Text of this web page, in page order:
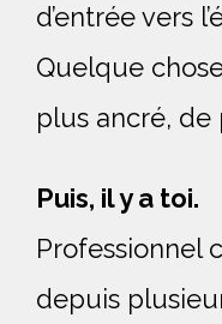
d’entrée vers
Quelque
plus ancré, de
Puis, il y a toi.
Professionnel
depuis